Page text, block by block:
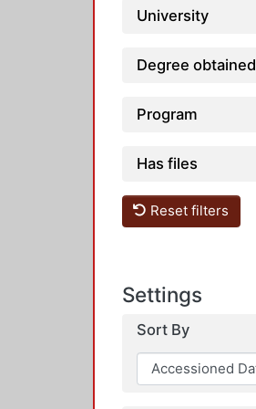
University
Degree obtained
Program
Has files
Reset filters
Settings
Sort By